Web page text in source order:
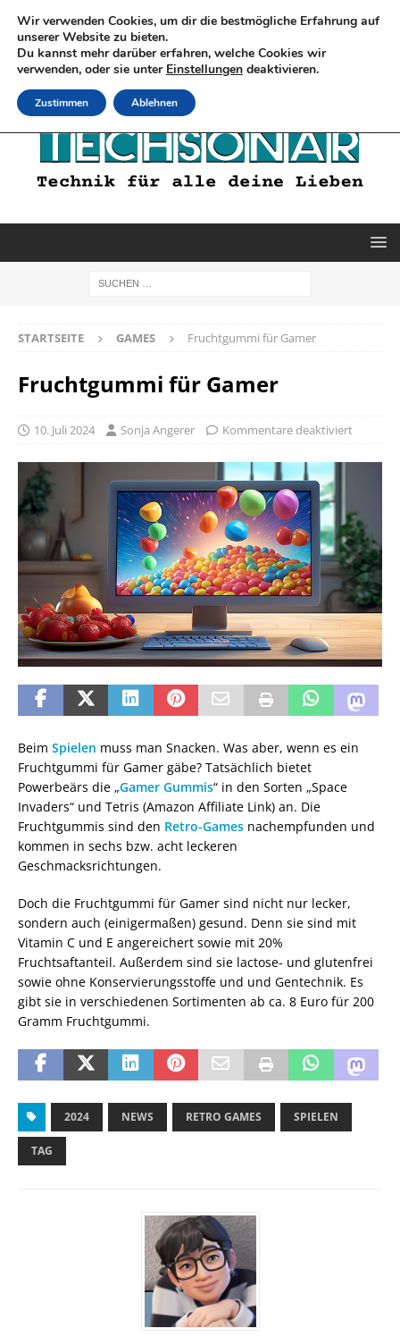
STARTSEITE GAMES Fruchtgummi für Gamer
Fruchtgummi für Gamer
10. Juli 2024 Sonja Angerer Kommentare deaktiviert
Beim Spielen muss man Snacken. Was aber, wenn es ein
Fruchtgummi für Gamer gäbe? Tatsächlich bietet
Powerbeärs die „Gamer Gummis“ in den Sorten „Space
Invaders“ und Tetris (Amazon Affiliate Link) an. Die
Fruchtgummis sind den Retro-Games nachempfunden und
kommen in sechs bzw. acht leckeren
Geschmacksrichtungen.
Doch die Fruchtgummi für Gamer sind nicht nur lecker,
sondern auch (einigermaßen) gesund. Denn sie sind mit
Vitamin C und E angereichert sowie mit 20%
Fruchtsaftanteil. Außerdem sind sie lactose- und glutenfrei
sowie ohne Konservierungsstoffe und und Gentechnik. Es
gibt sie in verschiedenen Sortimenten ab ca. 8 Euro für 200
Gramm Fruchtgummi.
2024 NEWS RETRO GAMES SPIELEN
TAG
Wir verwenden Cookies, um dir die bestmögliche Erfahrung auf
unserer Website zu bieten.
Du kannst mehr darüber erfahren, welche Cookies wir
verwenden, oder sie unter Einstellungen deaktivieren.
Zustimmen Ablehnen